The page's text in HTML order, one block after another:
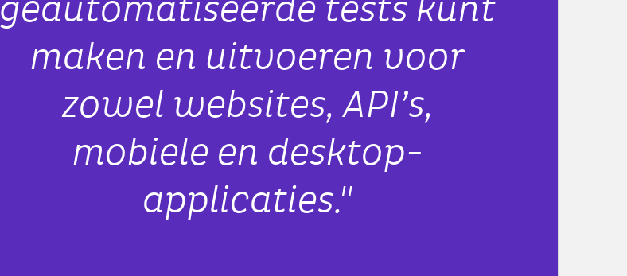
geautomatiseerde tests kunt
maken en uitvoeren voor
zowel websites, API’s,
mobiele en desktop-
applicaties."